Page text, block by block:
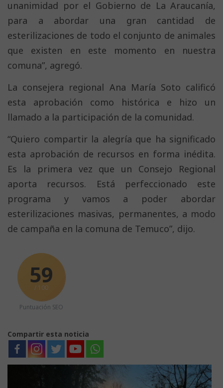
unanimidad por el Gobierno de La Araucanía,
para a abordar una gran cantidad de
esterilizaciones de todo el conjunto de animales
que existen en este momento en nuestra
comuna”, agregó.
La consejera regional Ana María Soto calificó
esta aprobación como histórica e hizo un
llamado a la participación de la comunidad.
“Quiero compartir la alegría que ha significado
esta aprobación de recursos en forma inédita.
Es la primera vez que un Consejo Regional
aporta recursos. Está perfeccionado este
programa y vamos a poder abordar
esterilizaciones masivas, permanentes, a modo
de campaña en la comuna de Temuco”, dijo.
59
/ 100
Puntuación SEO
Compartir esta noticia